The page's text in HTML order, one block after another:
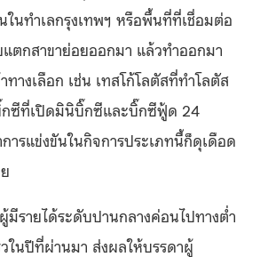
นทำเลกรุงเทพฯ หรือพื้นที่ที่เชื่อมต่อ
ตกสาขาย่อยออกมา แล้วทำออกมา
างเลือก เช่น เทสโก้โลตัสที่ทำโลตัส
กซีที่เปิดมินิบิ๊กซีและบิ๊กซีฟู้ด 24
ารแข่งขันในกิจการประเภทนี้ก็ดุเดือด
มีรายได้ระดับปานกลางค่อนไปทางต่ำ
วในปีที่ผ่านมา ส่งผลให้บรรดาผู้